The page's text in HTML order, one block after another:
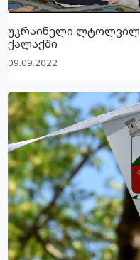
უკრაინელი
ქალაქში
09.09.2022